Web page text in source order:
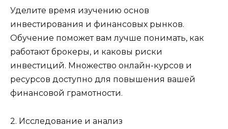
Уделите время изучению основ
инвестирования и финансовых рынков.
Обучение поможет вам лучше понимать, как
работают брокеры, и каковы риски
инвестиций. Множество онлайн-курсов и
ресурсов доступно для повышения вашей
финансовой грамотности.
2. Исследование и анализ